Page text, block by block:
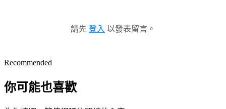
請先 登入 以發表留言。
Recommended
你可能也喜歡